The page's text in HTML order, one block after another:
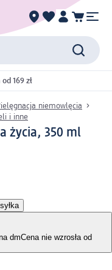
169 zł
niemowlęcia
i inne
życia, 350 ml
dmCena nie wzrosła od